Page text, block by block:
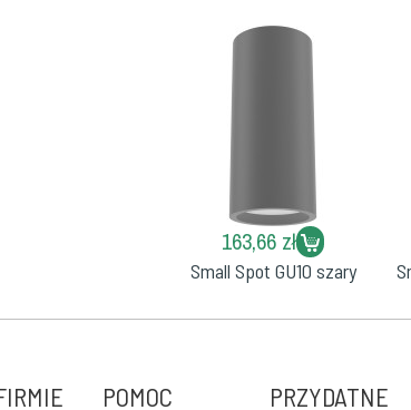
163,66 zł
Small Spot GU10 szary
POMOC PRZYDATNE